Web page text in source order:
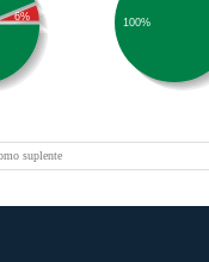
6% 100%
suplente